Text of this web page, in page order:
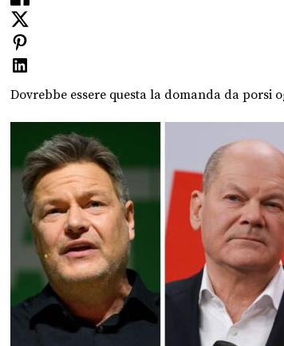
Dovrebbe essere questa la domanda da porsi